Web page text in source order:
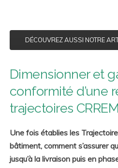
DÉCOUVREZ AUSSI NOTRE
Dimensionner et
conformité d’une
trajectoires
Une fois établies les Trajectoire
bâtiment, comment s’assurer
jusqu’à la livraison puis en